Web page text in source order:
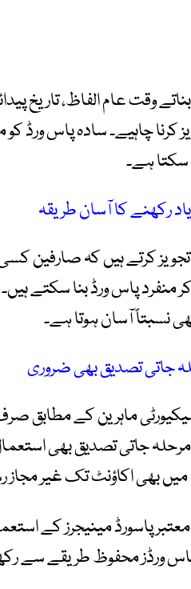
وقت عام الفاظ، تاریخ
کرنا چاہیے۔ سادہ پاس ورڈ
سکتا ہے۔
رکھنے کا آسان طریقہ
تجویز کرتے ہیں کہ صارفین
منفرد پاس ورڈ بنا سکتے
نسبتاً آسان ہوتا ہے۔
جاتی تصدیق بھی ضروری
ماہرین کے مطابق
جاتی تصدیق بھی
بھی اکاؤنٹ تک غیر
پاسورڈ مینیجرز کے
ورڈز محفوظ طریقے سے